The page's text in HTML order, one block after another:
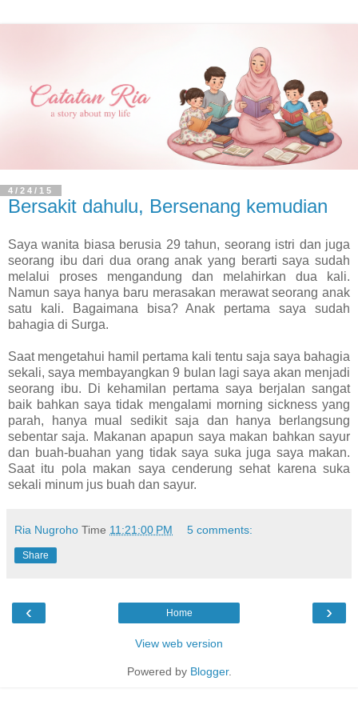
4/24/15
Bersakit dahulu, Bersenang kemudian
Saya wanita biasa berusia 29 tahun, seorang istri dan juga
seorang ibu dari dua orang anak yang berarti saya sudah
melalui proses mengandung dan melahirkan dua kali.
Namun saya hanya baru merasakan merawat seorang anak
satu kali. Bagaimana bisa? Anak pertama saya sudah
bahagia di Surga.
Saat mengetahui hamil pertama kali tentu saja saya bahagia
sekali, saya membayangkan 9 bulan lagi saya akan menjadi
seorang ibu. Di kehamilan pertama saya berjalan sangat
baik bahkan saya tidak mengalami morning sickness yang
parah, hanya mual sedikit saja dan hanya berlangsung
sebentar saja. Makanan apapun saya makan bahkan sayur
dan buah-buahan yang tidak saya suka juga saya makan.
Saat itu pola makan saya cenderung sehat karena suka
sekali minum jus buah dan sayur.
Ria Nugroho Time 11:21:00 PM 5 comments:
Share
‹ ›
Home
View web version
Powered by Blogger.